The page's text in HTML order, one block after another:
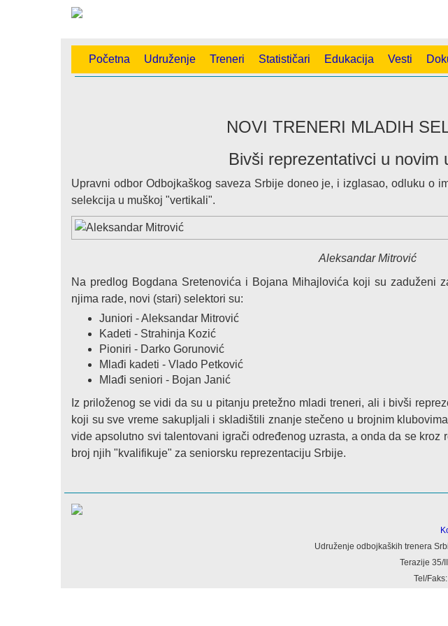
Početna Udruženje Treneri Statističari Edukacija Vesti
NOVI TRENERI MLADIH
Bivši reprezentativci u novim
Upravni odbor Odbojkaškog saveza Srbije doneo je, i izglasao, odluku o
selekcija u muškoj "vertikali".
Aleksandar Mitrović
Na predlog Bogdana Sretenovića i Bojana Mihajlovića koji su zaduženi
njima rade, novi (stari) selektori su:
Juniori - Aleksandar Mitrović
Kadeti - Strahinja Kozić
Pioniri - Darko Gorunović
Mlađi kadeti - Vlado Petković
Mlađi seniori - Bojan Janić
Iz priloženog se vidi da su u pitanju pretežno mladi treneri, ali i bivši
koji su sve vreme sakupljali i skladištili znanje stečeno u brojnim
vide apsolutno svi talentovani igrači određenog uzrasta, a onda da se kroz
broj njih "kvalifikuje" za seniorsku reprezentaciju Srbije.
Udruženje odbojkaških trenera
Terazije 35/
Tel/